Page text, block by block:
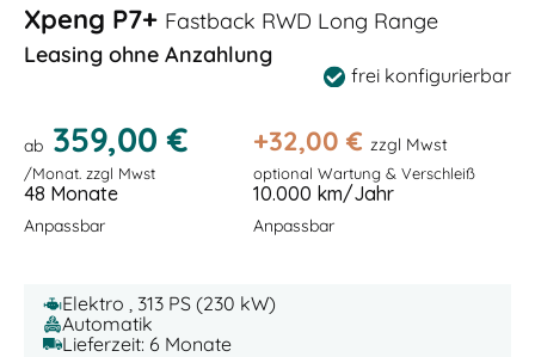
Xpeng P7+ Fastback RWD Long Range
Leasing ohne Anzahlung
frei konfigurierbar
ab 359,00 €
/Monat. zzgl Mwst
+32,00 € zzgl Mwst
optional Wartung & Verschleiß
48 Monate
Anpassbar
10.000 km/Jahr
Anpassbar
Elektro , 313 PS (230 kW)
Automatik
Lieferzeit: 6 Monate